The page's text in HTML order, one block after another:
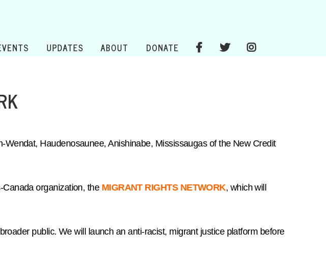
UPDATES ABOUT DONATE
Haudenosaunee, Anishinabe, Mississaugas of the New Credit
Canada organization, the MIGRANT RIGHTS NETWORK, which will
public. We will launch an anti-racist, migrant justice platform before